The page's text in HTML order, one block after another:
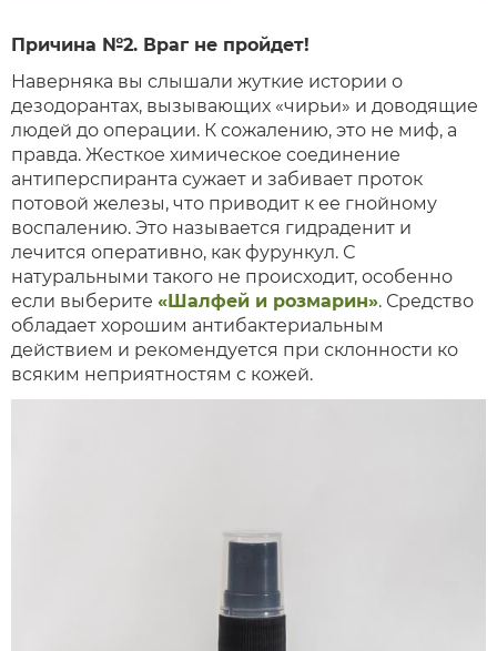
Причина №2. Враг не пройдет!
Наверняка вы слышали жуткие истории о
дезодорантах, вызывающих «чирьи» и доводящие
людей до операции. К сожалению, это не миф, а
правда. Жесткое химическое соединение
антиперспиранта сужает и забивает проток
потовой железы, что приводит к ее гнойному
воспалению. Это называется гидраденит и
лечится оперативно, как фурункул. С
натуральными такого не происходит, особенно
если выберите «Шалфей и розмарин». Средство
обладает хорошим антибактериальным
действием и рекомендуется при склонности ко
всяким неприятностям с кожей.